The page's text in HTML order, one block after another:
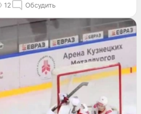
12 Обсудить